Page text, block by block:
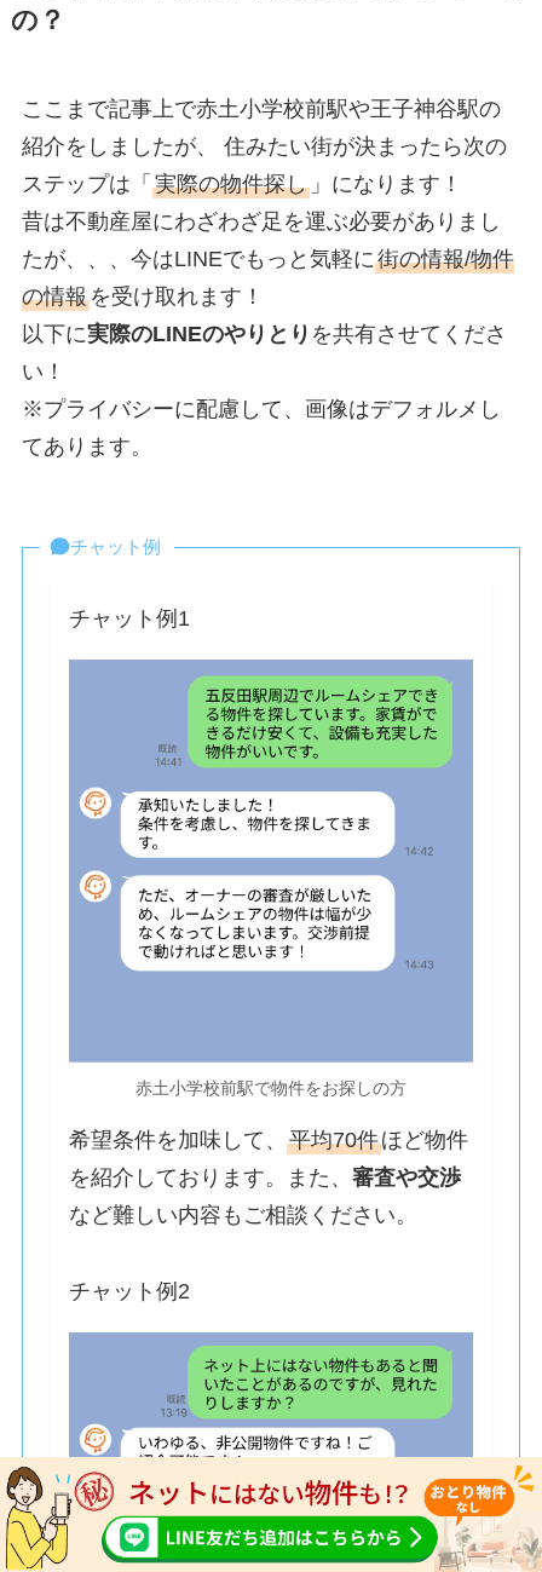
の？
ここまで記事上で赤土小学校前駅や王子神谷駅の
紹介をしましたが、 住みたい街が決まったら次の
ステップは「 実際の物件探し」になります！
昔は不動産屋にわざわざ足を運ぶ必要がありまし
たが、、、今はLINEでもっと気軽に街の情報/物件
の情報を受け取れます！
以下に実際のLINEのやりとり を共有させてくださ
い！
※プライバシーに配慮して、画像はデフォルメし
てあります。
チャット例
チャット例1
赤土小学校前駅で物件をお探しの方
希望条件を加味して、平均70件ほど物件
を紹介しております。また、審査や交渉
など難しい内容もご相談ください。
チャット例2